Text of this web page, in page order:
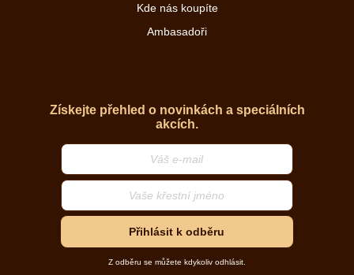
Kde nás koupíte
Ambasadoři
Získejte přehled o novinkách a speciálních
akcích.
Přihlásit k odběru
Z odběru se můžete kdykoliv odhlásit.